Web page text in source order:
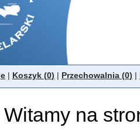
| Koszyk (0) | Przechowalnia (0) |
Witamy na